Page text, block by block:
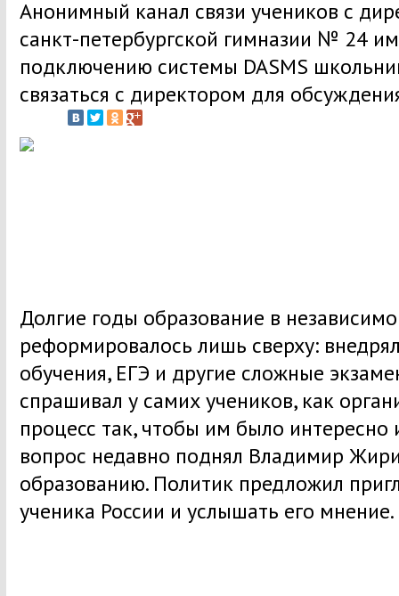
Анонимный канал связи учеников с
санкт-петербургской гимназии № 24
подключению системы DASMS
связаться с директором для
Долгие годы образование в
реформировалось лишь сверху:
обучения, ЕГЭ и другие сложные
спрашивал у самих учеников, как
процесс так, чтобы им было
вопрос недавно поднял Владимир
образованию. Политик предложил
ученика России и услышать его мнение.